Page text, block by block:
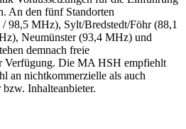
An den fünf Standorten
98,5 MHz), Sylt/Bredstedt/Föhr (88,1
Neumünster (93,4 MHz) und
demnach freie
Verfügung. Die MA HSH empfiehlt
an nichtkommerzielle als auch
Inhalteanbieter.